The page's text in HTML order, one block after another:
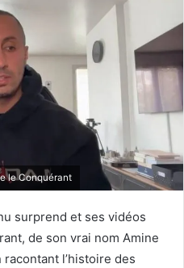
le Conquérant
surprend et ses vidéos
de son vrai nom Amine
racontant l’histoire des